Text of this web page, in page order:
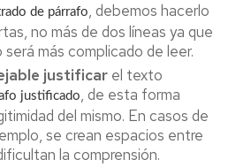
, debemos hacerlo
no más de dos líneas ya que
más complicado de leer.
justificar el texto
, de esta forma
del mismo. En casos de
se crean espacios entre
la comprensión.